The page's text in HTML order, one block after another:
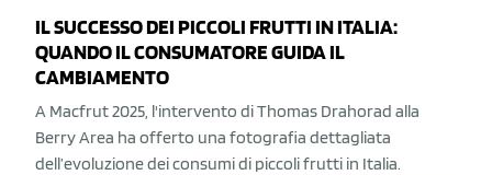
IL SUCCESSO DEI PICCOLI FRUTTI IN ITALIA:
QUANDO IL CONSUMATORE GUIDA IL
CAMBIAMENTO
A Macfrut 2025, l'intervento di Thomas Drahorad alla
Berry Area ha offerto una fotografia dettagliata
dell’evoluzione dei consumi di piccoli frutti in Italia.